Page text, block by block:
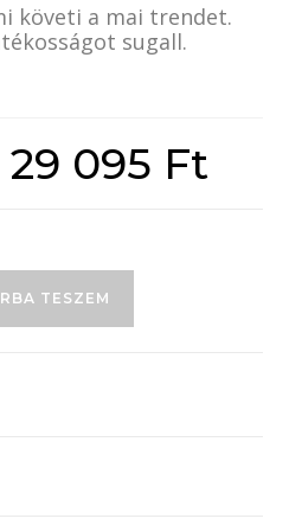
követi a mai trendet.
sugall.
29 095 Ft
TESZEM